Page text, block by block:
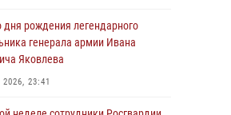
дня рождения легендарного
генерала армии Ивана
Яковлева
23:41